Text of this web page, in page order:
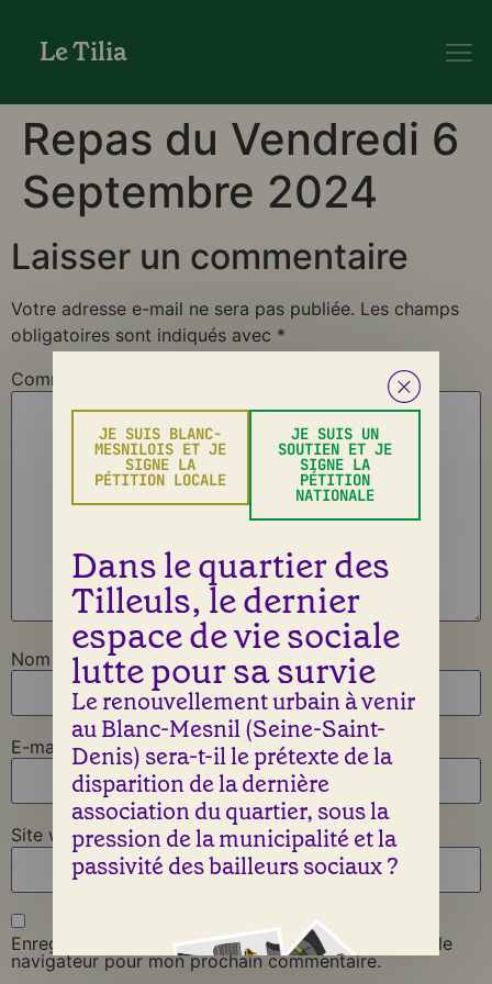
Le Tilia
Repas du Vendredi 6
Septembre 2024
Laisser un commentaire
Votre adresse e-mail ne sera pas publiée. Les champs
obligatoires sont indiqués avec *
Commentaire
Nom
E-mail *
Site web
Enregistrer mon nom, mon e-mail et mon site dans le
navigateur pour mon prochain commentaire.
JE SUIS BLANC-
MESNILOIS ET JE
SIGNE LA
PÉTITION LOCALE
JE SUIS UN
SOUTIEN ET JE
SIGNE LA
PÉTITION
NATIONALE
Dans le quartier des
Tilleuls, le dernier
espace de vie sociale
lutte pour sa survie
Le renouvellement urbain à venir
au Blanc-Mesnil (Seine-Saint-
Denis) sera-t-il le prétexte de la
disparition de la dernière
association du quartier, sous la
pression de la municipalité et la
passivité des bailleurs sociaux ?